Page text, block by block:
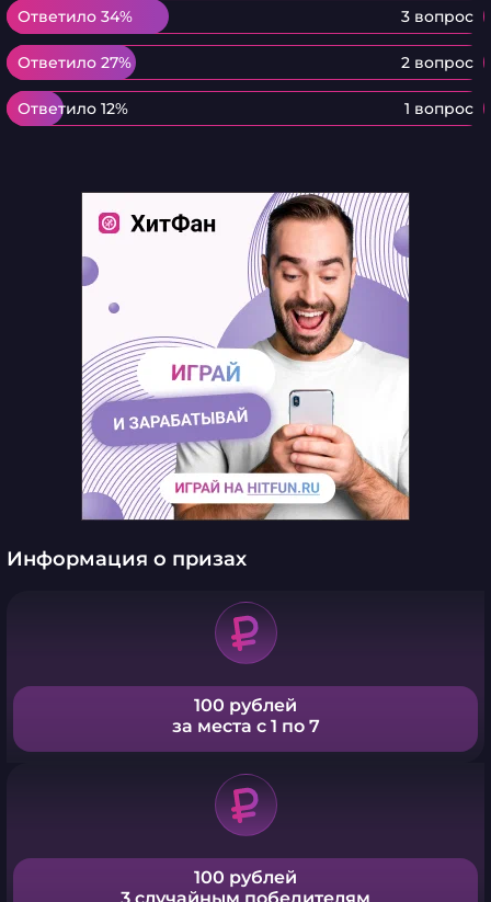
Ответило 34% 3 вопрос
Ответило 34%
Ответило 27% 2 вопрос
Ответило 27%
Ответило 12% 1 вопрос
Ответило 12%
Информация о призах
100 рублей
за места с 1 по 7
100 рублей